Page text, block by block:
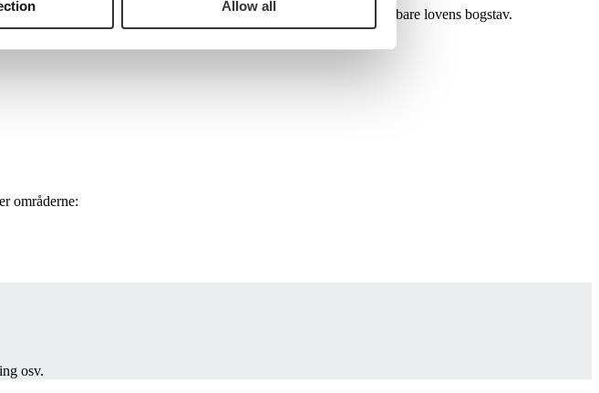
Allow all
vurderinger, der tager højde for jeres konkrete virkelighed og ikke bare lovens bogstav.
områderne:
osv.